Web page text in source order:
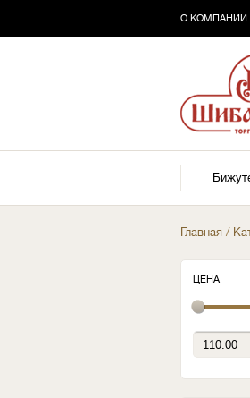
О КОМПАНИИ
Главная /
ЦЕНА